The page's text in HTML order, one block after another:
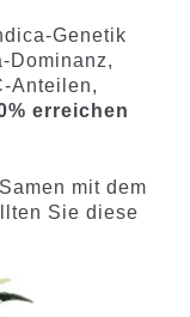
Genetik
Dominanz,
Anteilen,
erreichen
mit dem
Sie diese